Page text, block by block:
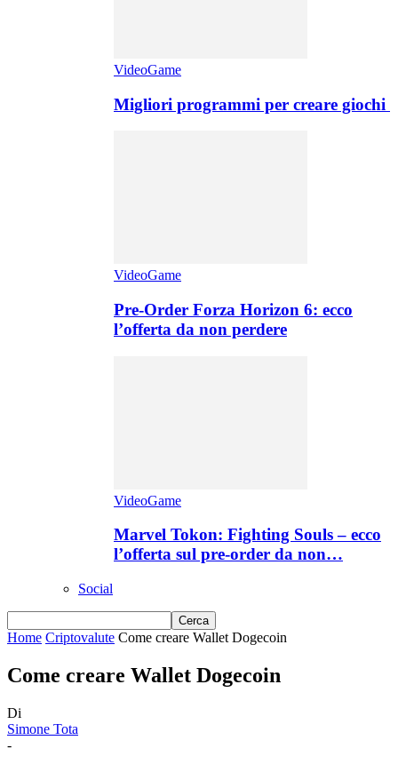
VideoGame
Migliori programmi per creare giochi
VideoGame
Pre-Order Forza Horizon 6: ecco
l’offerta da non perdere
VideoGame
Marvel Tokon: Fighting Souls – ecco
l’offerta sul pre-order da non…
Social
Home Criptovalute Come creare Wallet Dogecoin
Come creare Wallet Dogecoin
Di
Simone Tota
-